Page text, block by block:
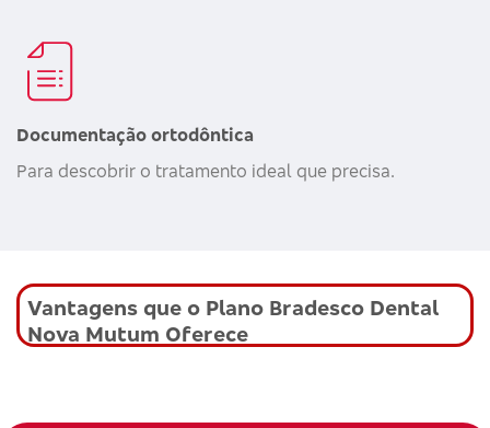
Documentação ortodôntica
Para descobrir o tratamento ideal que precisa.
Vantagens que o Plano Bradesco Dental
Nova Mutum Oferece